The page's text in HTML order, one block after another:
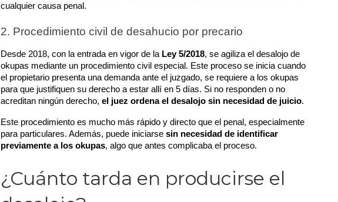
cualquier causa penal.
2. Procedimiento civil de desahucio por precario
Desde 2018, con la entrada en vigor de la Ley 5/2018, se agiliza el desalojo de
okupas mediante un procedimiento civil especial. Este proceso se inicia cuando
el propietario presenta una demanda ante el juzgado, se requiere a los okupas
para que justifiquen su derecho a estar allí en 5 días. Si no responden o no
acreditan ningún derecho, el juez ordena el desalojo sin necesidad de juicio.
Este procedimiento es mucho más rápido y directo que el penal, especialmente
para particulares. Además, puede iniciarse sin necesidad de identificar
previamente a los okupas, algo que antes complicaba el proceso.
¿Cuánto tarda en producirse el